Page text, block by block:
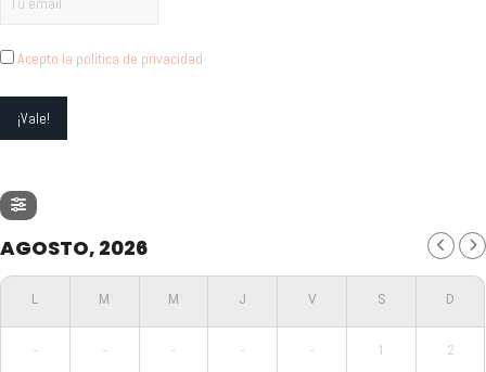
Acepto la política de privacidad
AGOSTO, 2026
- - - - - 1 2